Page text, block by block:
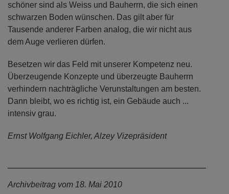
schöner sind als Weiss und Bauherrn, die sich einen
schwarzen Boden wünschen. Das gilt aber für
Tausende anderer Farben analog, die wir nicht aus
dem Auge verlieren dürfen.
Besetzen wir das Feld mit unserer Kompetenz neu.
Überzeugende Konzepte und überzeugte Bauherrn
verhindern nachträgliche Verunstaltungen am besten.
Dann bleibt, wo es richtig ist, ein Gebäude auch ...
intensiv grau.
Ernst Wolfgang Eichler, Alzey Vizepräsident
Archivbeitrag vom 18. Mai 2010